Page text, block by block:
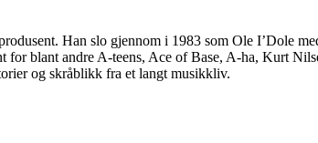
Han slo gjennom i 1983 som Ole I’Dole
blant andre A-teens, Ace of Base, A-ha, Kurt
og skråblikk fra et langt musikkliv.